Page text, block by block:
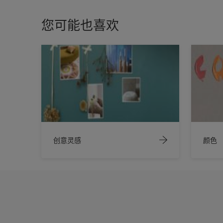
您可能也喜欢
创意灵感 颜色